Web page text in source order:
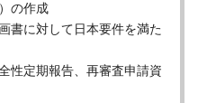
の作成
書に対して日本要件を満た
性定期報告、再審査申請資